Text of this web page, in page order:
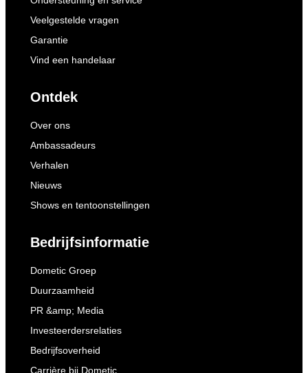
Veelgestelde vragen
Garantie
Vind een handelaar
Ontdek
Over ons
Ambassadeurs
Verhalen
Nieuws
Shows en tentoonstellingen
Bedrijfsinformatie
Dometic Groep
Duurzaamheid
PR &amp; Media
Investeerdersrelaties
Bedrijfsoverheid
Carrière bij Dometic